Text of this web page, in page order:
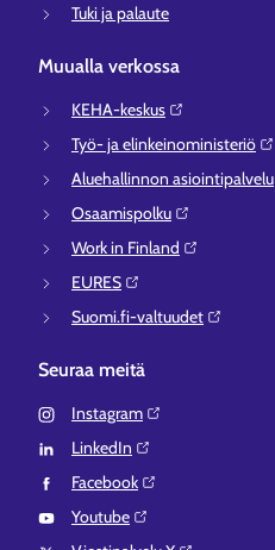
Tuki ja palaute
Muualla verkossa
KEHA-keskus⁠
Työ- ja elinkeinoministeriö⁠
Aluehallinnon asiointipalvelu⁠
Osaamispolku⁠
Work in Finland⁠
EURES⁠
Suomi.fi-valtuudet⁠
Seuraa meitä
Instagram⁠
LinkedIn⁠
Facebook⁠
Youtube⁠